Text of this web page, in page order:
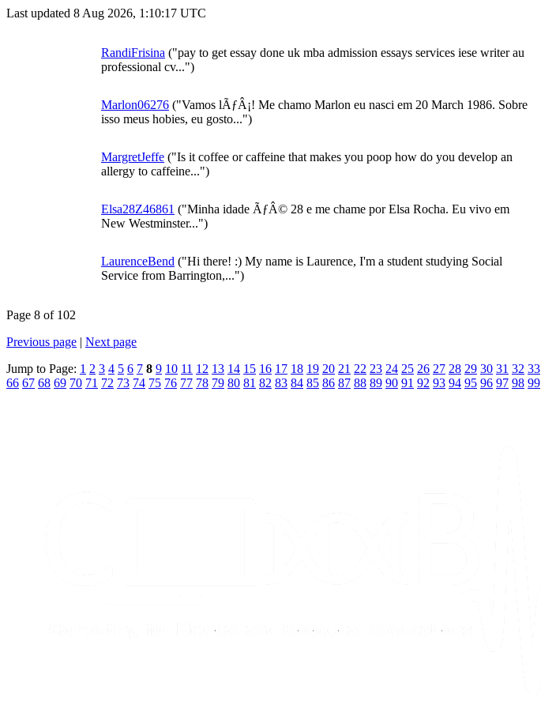
Last updated 8 Aug 2026, 1:10:17 UTC
RandiFrisina ("pay to get essay done uk mba admission essays services iese writer au
professional cv...")
Marlon06276 ("Vamos lÃƒÂ¡! Me chamo Marlon eu nasci em 20 March 1986. Sobre
isso meus hobies, eu gosto...")
MargretJeffe ("Is it coffee or caffeine that makes you poop how do you develop an
allergy to caffeine...")
Elsa28Z46861 ("Minha idade ÃƒÂ© 28 e me chame por Elsa Rocha. Eu vivo em
New Westminster...")
LaurenceBend ("Hi there! :) My name is Laurence, I'm a student studying Social
Service from Barrington,...")
Page 8 of 102
Previous page | Next page
Jump to Page: 1 2 3 4 5 6 7 8 9 10 11 12 13 14 15 16 17 18 19 20 21 22 23 24 25 26 27 28 29 30 31 32 33
66 67 68 69 70 71 72 73 74 75 76 77 78 79 80 81 82 83 84 85 86 87 88 89 90 91 92 93 94 95 96 97 98 99